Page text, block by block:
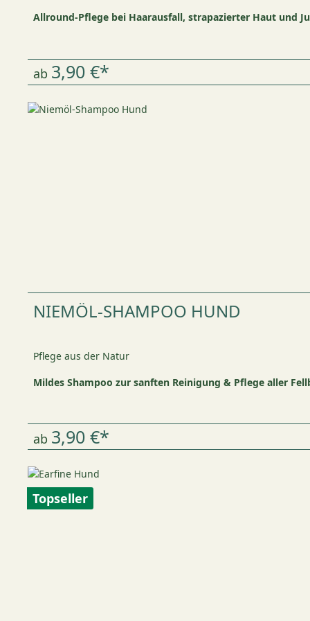
Allround-Pflege bei Haarausfall, strapazierter Haut und
ab 3,90 €*
NIEMÖL-SHAMPOO HUND
Pflege aus der Natur
Mildes Shampoo zur sanften Reinigung & Pflege aller
ab 3,90 €*
Topseller